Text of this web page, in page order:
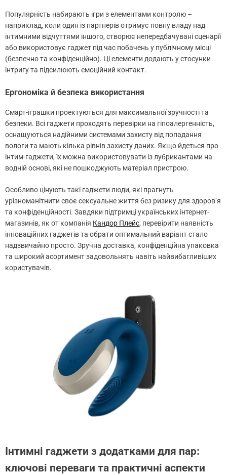
Популярність набирають ігри з елементами контролю –
наприклад, коли один із партнерів отримує повну владу над
інтимними відчуттями іншого, створює непередбачувані сценарії
або використовує гаджет під час побачень у публічному місці
(безпечно та конфіденційно). Ці елементи додають у стосунки
інтригу та підсилюють емоційний контакт.
Ергономіка й безпека використання
Смарт-іграшки проектуються для максимальної зручності та
безпеки. Всі гаджети проходять перевірки на гіпоалергенність,
оснащуються надійними системами захисту від попадання
вологи та мають кілька рівнів захисту даних. Якщо йдеться про
інтим-гаджети, їх можна використовувати із лубрикантами на
водній основі, які не пошкоджують матеріал пристрою.
Особливо цінують такі гаджети люди, які прагнуть
урізноманітнити своє сексуальне життя без ризику для здоров’я
та конфіденційності. Завдяки підтримці українських інтернет-
магазинів, як от компанія Кандор Плейс, перевірити наявність
інноваційних гаджетів та обрати оптимальний варіант стало
надзвичайно просто. Зручна доставка, конфіденційна упаковка
та широкий асортимент задовольнять навіть найвибагливіших
користувачів.
Інтимні гаджети з додатками для пар:
ключові переваги та практичні аспекти